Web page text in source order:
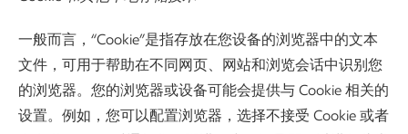
一般而言，“Cookie”是指存放在您设备的浏览器中的文本
文件，可用于帮助在不同网页、网站和浏览会话中识别您
的浏览器。您的浏览器或设备可能会提供与 Cookie 相关的
设置。例如，您可以配置浏览器，选择不接受 Cookie 或者